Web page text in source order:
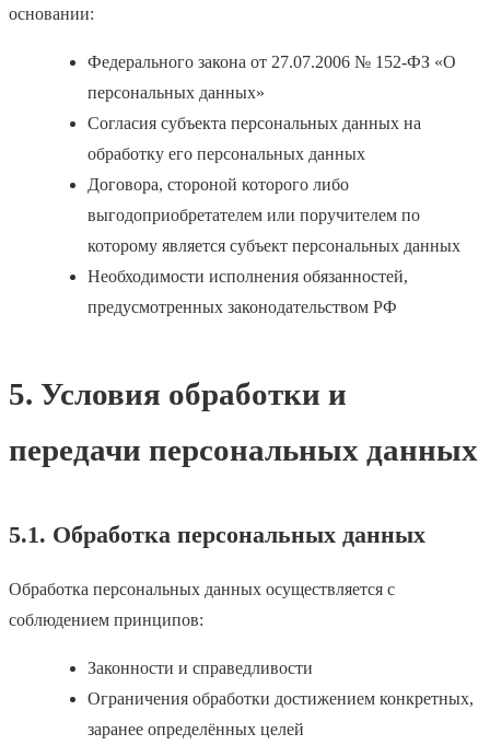
основании:
Федерального закона от 27.07.2006 № 152-ФЗ «О
персональных данных»
Согласия субъекта персональных данных на
обработку его персональных данных
Договора, стороной которого либо
выгодоприобретателем или поручителем по
которому является субъект персональных данных
Необходимости исполнения обязанностей,
предусмотренных законодательством РФ
5. Условия обработки и
передачи персональных данных
5.1. Обработка персональных данных
Обработка персональных данных осуществляется с
соблюдением принципов:
Законности и справедливости
Ограничения обработки достижением конкретных,
заранее определённых целей